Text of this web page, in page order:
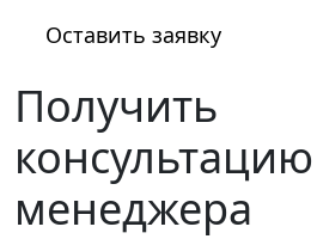
Оставить заявку
Получить
консультацию
менеджера